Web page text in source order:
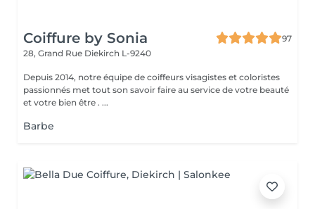
Coiffure by Sonia
97
28, Grand Rue Diekirch L-9240
Depuis 2014, notre équipe de coiffeurs visagistes et coloristes
passionnés met tout son savoir faire au service de votre beauté
et votre bien être . ...
Barbe